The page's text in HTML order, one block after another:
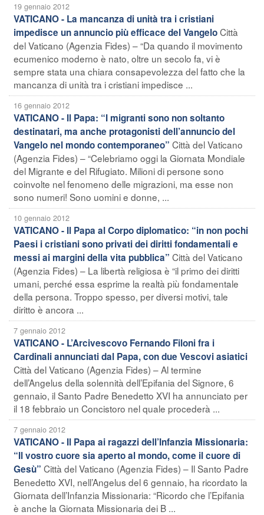
19 gennaio 2012
VATICANO - La mancanza di unità tra i cristiani
impedisce un annuncio più efficace del VangeloCittà
del Vaticano (Agenzia Fides) – “Da quando il movimento
ecumenico moderno è nato, oltre un secolo fa, vi è
sempre stata una chiara consapevolezza del fatto che la
mancanza di unità tra i cristiani impedisce ...
16 gennaio 2012
VATICANO - Il Papa: “I migranti sono non soltanto
destinatari, ma anche protagonisti dell’annuncio del
Vangelo nel mondo contemporaneo” Città del Vaticano
(Agenzia Fides) – “Celebriamo oggi la Giornata Mondiale
del Migrante e del Rifugiato. Milioni di persone sono
coinvolte nel fenomeno delle migrazioni, ma esse non
sono numeri! Sono uomini e donne, ...
10 gennaio 2012
VATICANO - Il Papa al Corpo diplomatico: “in non pochi
Paesi i cristiani sono privati dei diritti fondamentali e
messi ai margini della vita pubblica” Città del Vaticano
(Agenzia Fides) – La libertà religiosa è “il primo dei diritti
umani, perché essa esprime la realtà più fondamentale
della persona. Troppo spesso, per diversi motivi, tale
diritto è ancora ...
7 gennaio 2012
VATICANO - L’Arcivescovo Fernando Filoni fra i
Cardinali annunciati dal Papa, con due Vescovi asiatici
Città del Vaticano (Agenzia Fides) – Al termine
dell’Angelus della solennità dell’Epifania del Signore, 6
gennaio, il Santo Padre Benedetto XVI ha annunciato per
il 18 febbraio un Concistoro nel quale procederà ...
7 gennaio 2012
VATICANO - Il Papa ai ragazzi dell’Infanzia Missionaria:
“Il vostro cuore sia aperto al mondo, come il cuore di
Gesù” Città del Vaticano (Agenzia Fides) – Il Santo Padre
Benedetto XVI, nell’Angelus del 6 gennaio, ha ricordato la
Giornata dell’Infanzia Missionaria: “Ricordo che l’Epifania
è anche la Giornata Missionaria dei B ...